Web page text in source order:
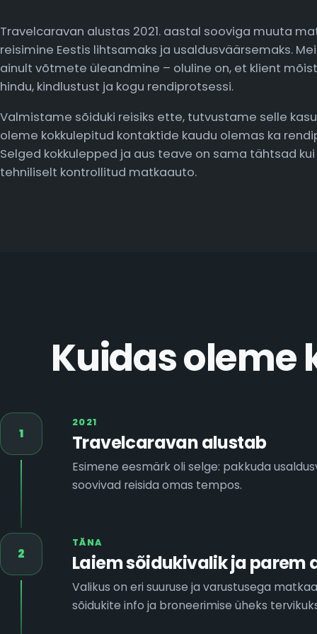
Travelcaravan alustas 2021. aastal sooviga muuta
reisimine Eestis lihtsamaks ja usaldusväärsemaks.
ainult võtmete üleandmine – oluline on, et klient
hindu, kindlustust ja kogu rendiprotsessi.
Valmistame sõiduki reisiks ette, tutvustame selle
oleme kokkulepitud kontaktide kaudu olemas ka
Selged kokkulepped ja aus teave on sama tähtsad
tehniliselt kontrollitud matkaauto.
Kuidas oleme
1
2021
Travelcaravan alustab
Esimene eesmärk oli selge: pakkuda
soovivad reisida omas tempos.
2
TÄNA
Laiem sõidukivalik ja parem
Valikus on eri suuruse ja varustusega
sõidukite info ja broneerimise üheks